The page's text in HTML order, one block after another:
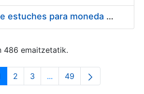
Suministro de estuches para moneda de 30 €
486 emaitzetatik.
Orrialdea
Orrialdea
2 Orrialdea
3 ...Intermediate Pages Use
Orrialdea
49